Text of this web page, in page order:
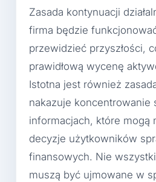
Zasada kontynuacji
firma będzie
przewidzieć przyszłości,
prawidłową wycenę
Istotna jest również
nakazuje koncentrowanie
informacjach, które mogą
decyzje użytkowników
finansowych. Nie
muszą być ujmowane w